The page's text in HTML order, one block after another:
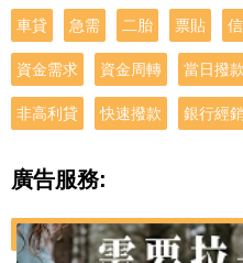
車貸 急需 二胎 票貼
資金需求 資金周轉 當日撥款
非高利貸 快速撥款 銀行經
廣告服務: